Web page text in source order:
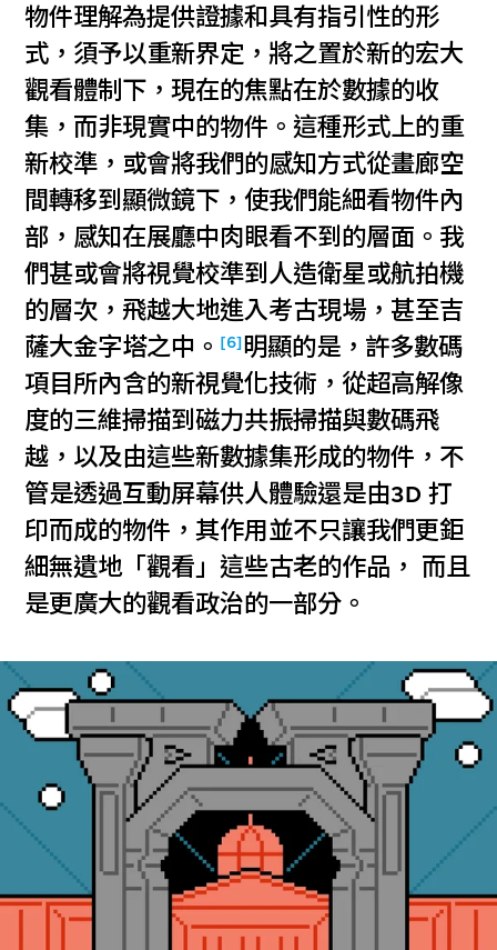
物件理解為提供證據和具有指引性的形
式，須予以重新界定，將之置於新的宏大
觀看體制下，現在的焦點在於數據的收
集，而非現實中的物件。這種形式上的重
新校準，或會將我們的感知方式從畫廊空
間轉移到顯微鏡下，使我們能細看物件內
部，感知在展廳中肉眼看不到的層面。我
們甚或會將視覺校準到人造衛星或航拍機
的層次，飛越大地進入考古現場，甚至吉
薩大金字塔之中。 [6]明顯的是，許多數碼
項目所內含的新視覺化技術，從超高解像
度的三維掃描到磁力共振掃描與數碼飛
越，以及由這些新數據集形成的物件，不
管是透過互動屏幕供人體驗還是由3D 打
印而成的物件，其作用並不只讓我們更鉅
細無遺地「觀看」這些古老的作品， 而且
是更廣大的觀看政治的一部分。